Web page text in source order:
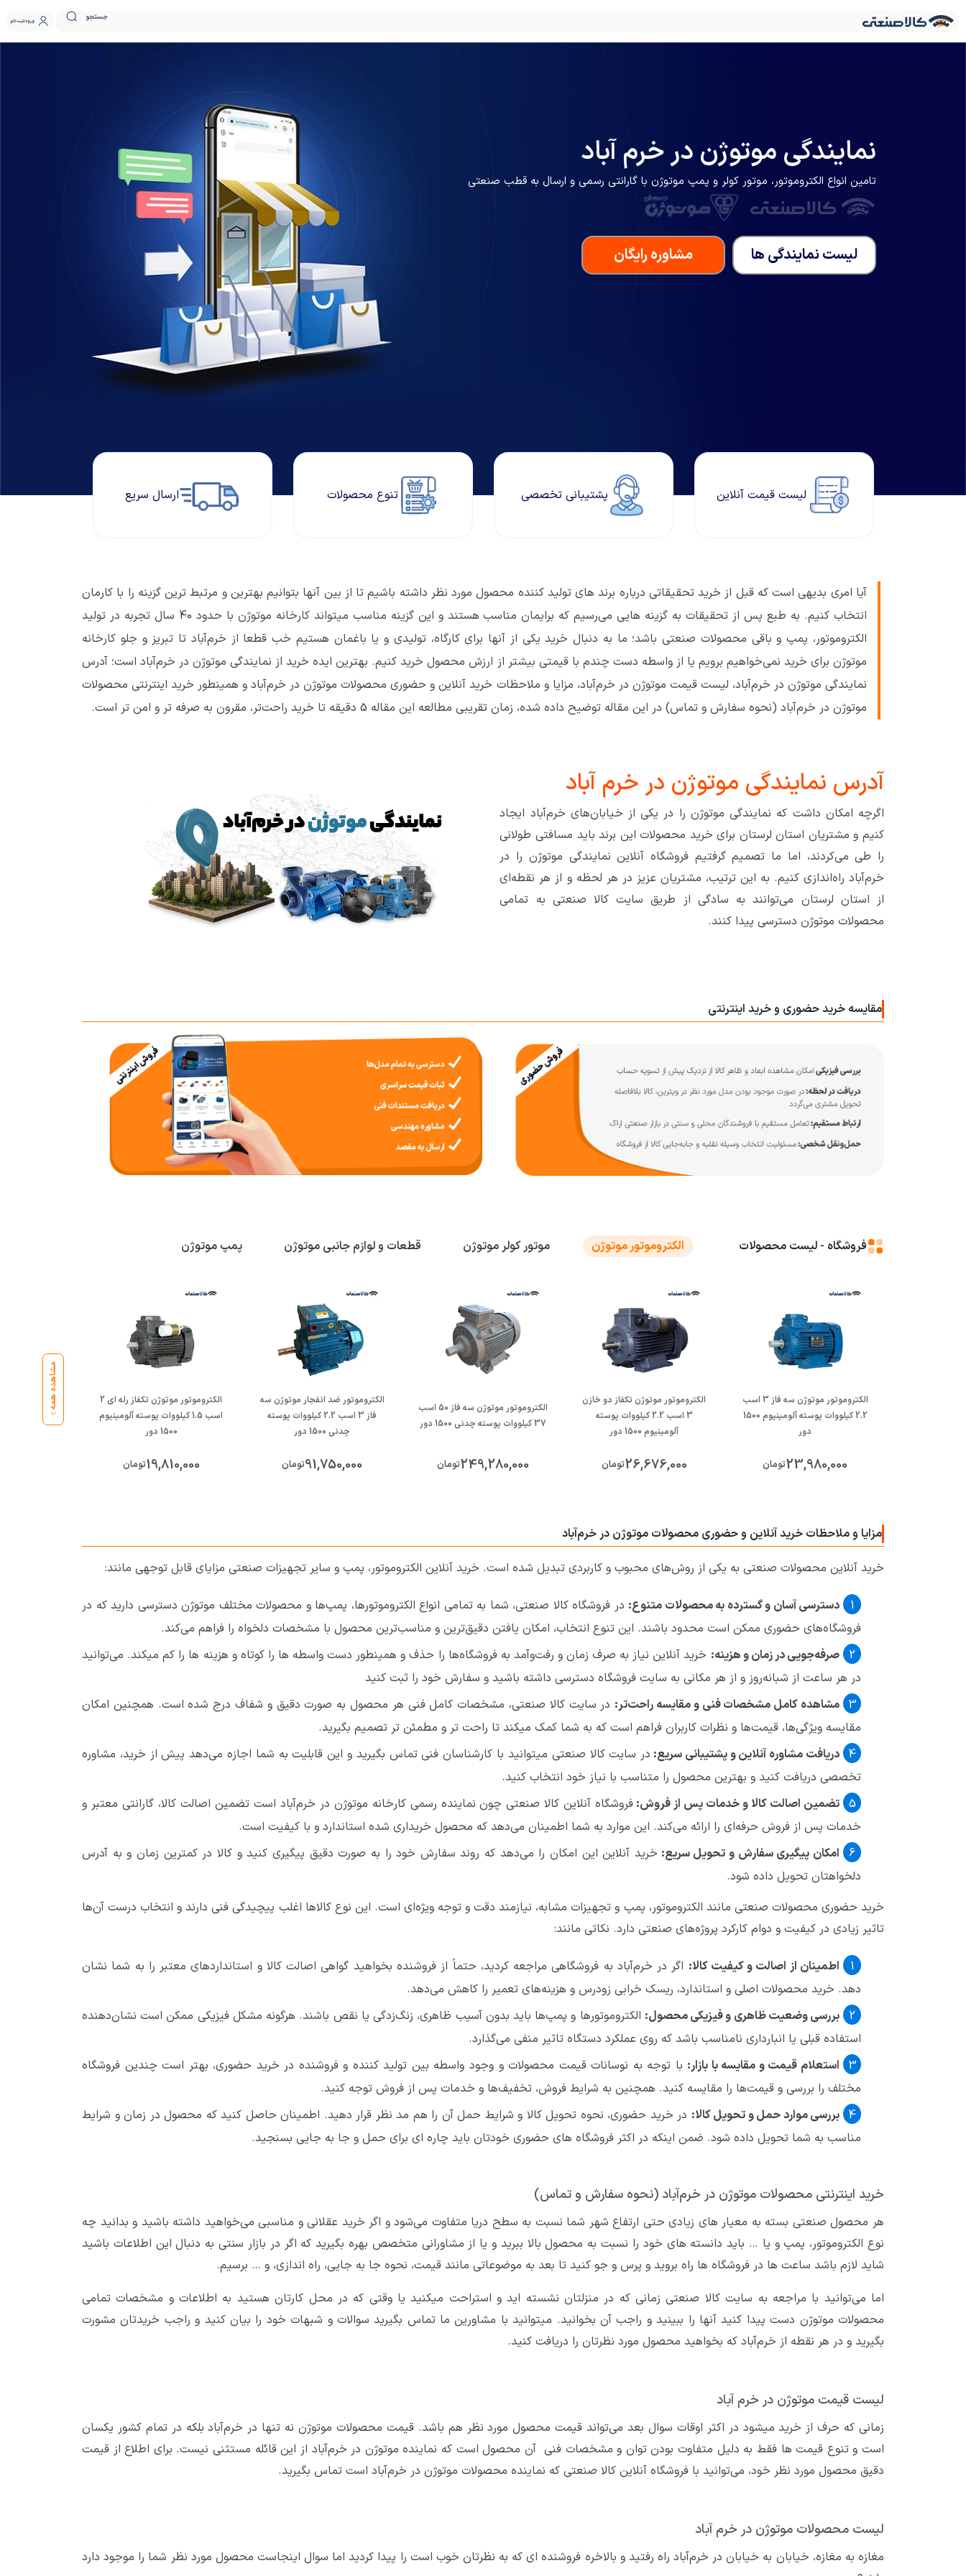
جستجو ورود ثبت نام
نمایندگی موتوژن در خرم آباد
تامین انواع الکتروموتور، موتور کولر و پمپ موتوژن با گارانتی رسمی و ارسال به قطب صنعتی
لیست نمایندگی ها مشاوره رایگان
لیست قیمت آنلاین پشتیبانی تخصصی تنوع محصولات ارسال سریع
آیا امری بدیهی است که قبل از خرید تحقیقاتی درباره برند های تولید کننده محصول مورد نظر داشته باشیم تا از بین آنها بتوانیم بهترین و مرتبط ترین گزینه را با کارمان
انتخاب کنیم. به طبع پس از تحقیقات به گزینه هایی می‌رسیم که برایمان مناسب هستند و این گزینه مناسب میتواند کارخانه موتوژن با حدود 40 سال تجربه در تولید
الکتروموتور، پمپ و باقی محصولات صنعتی باشد؛ ما به دنبال خرید یکی از آنها برای کارگاه، تولیدی و یا باغمان هستیم خب قطعا از خرم‌آباد تا تبریز و جلو کارخانه
موتوژن برای خرید نمی‌خواهیم برویم یا از واسطه دست چندم با قیمتی بیشتر از ارزش محصول خرید کنیم. بهترین ایده خرید از نمایندگی موتوژن در خرم‌آباد است؛ آدرس
نمایندگی موتوژن در خرم‌آباد، لیست قیمت موتوژن در خرم‌آباد، مزایا و ملاحظات خرید آنلاین و حضوری محصولات موتوژن در خرم‌آباد و همینطور خرید اینترنتی محصولات
موتوژن در خرم‌آباد (نحوه سفارش و تماس) در این مقاله توضیح داده شده، زمان تقریبی مطالعه این مقاله 5 دقیقه تا خرید راحت‌تر، مقرون به صرفه تر و امن تر است.
آدرس نمایندگی موتوژن در خرم آباد
اگرچه امکان داشت که نمایندگی موتوژن را در یکی از خیابان‌های خرم‌آباد ایجاد
کنیم و مشتریان استان لرستان برای خرید محصولات این برند باید مسافتی طولانی
را طی می‌کردند، اما ما تصمیم گرفتیم فروشگاه آنلاین نمایندگی موتوژن را در
خرم‌آباد راه‌اندازی کنیم. به این ترتیب، مشتریان عزیز در هر لحظه و از هر نقطه‌ای
از استان لرستان می‌توانند به سادگی از طریق سایت کالا صنعتی به تمامی
محصولات موتوژن دسترسی پیدا کنند.
مقایسه خرید حضوری و خرید اینترنتی
فروشگاه - لیست محصولات الکتروموتور موتوژن موتور کولر موتوژن قطعات و لوازم جانبی موتوژن پمپ موتوژن
الکتروموتور موتوژن سه فاز 3 اسب
2.2 کیلووات پوسته آلومینیوم 1500
دور
23,980,000تومان
الکتروموتور موتوژن تکفاز دو خازن
3 اسب 2.2 کیلووات پوسته
آلومینیوم 1500 دور
26,676,000تومان
الکتروموتور موتوژن سه فاز 50 اسب
37 کیلووات پوسته چدنی 1500 دور
249,280,000تومان
الکتروموتور ضد انفجار موتوژن سه
فاز 3 اسب 2.2 کیلووات پوسته
چدنی 1500 دور
91,750,000تومان
الکتروموتور موتوژن تکفاز رله ای 2
اسب 1.5 کیلووات پوسته آلومینیوم
1500 دور
19,810,000تومان
مشاهده همه
مزایا و ملاحظات خرید آنلاین و حضوری محصولات موتوژن در خرم‌آباد
خرید آنلاین محصولات صنعتی به یکی از روش‌های محبوب و کاربردی تبدیل شده است. خرید آنلاین الکتروموتور، پمپ و سایر تجهیزات صنعتی مزایای قابل توجهی مانند:
دسترسی آسان و گسترده به محصولات متنوع: در فروشگاه‌ کالا صنعتی، شما به تمامی انواع الکتروموتورها، پمپ‌ها و محصولات مختلف موتوژن دسترسی دارید که در
فروشگاه‌های حضوری ممکن است محدود باشند. این تنوع انتخاب، امکان یافتن دقیق‌ترین و مناسب‌ترین محصول با مشخصات دلخواه را فراهم می‌کند.
صرفه‌جویی در زمان و هزینه: خرید آنلاین نیاز به صرف زمان و رفت‌وآمد به فروشگاه‌ها را حذف و همینطور دست واسطه ها را کوتاه و هزینه ها را کم میکند. می‌توانید
در هر ساعت از شبانه‌روز و از هر مکانی به سایت فروشگاه دسترسی داشته باشید و سفارش خود را ثبت کنید
مشاهده کامل مشخصات فنی و مقایسه راحت‌تر: در سایت کالا صنعتی، مشخصات کامل فنی هر محصول به صورت دقیق و شفاف درج شده است. همچنین امکان
مقایسه ویژگی‌ها، قیمت‌ها و نظرات کاربران فراهم است که به شما کمک میکند تا راحت تر و مطمئن تر تصمیم بگیرید.
دریافت مشاوره آنلاین و پشتیبانی سریع: در سایت کالا صنعتی میتوانید با کارشناسان فنی تماس بگیرید و این قابلیت به شما اجازه می‌دهد پیش از خرید، مشاوره
تخصصی دریافت کنید و بهترین محصول را متناسب با نیاز خود انتخاب کنید.
تضمین اصالت کالا و خدمات پس از فروش: فروشگاه‌ آنلاین کالا صنعتی چون نماینده رسمی کارخانه موتوژن در خرم‌آباد است تضمین اصالت کالا، گارانتی معتبر و
خدمات پس از فروش حرفه‌ای را ارائه می‌کند. این موارد به شما اطمینان می‌دهد که محصول خریداری شده استاندارد و با کیفیت است.
امکان پیگیری سفارش و تحویل سریع: خرید آنلاین این امکان را می‌دهد که روند سفارش خود را به صورت دقیق پیگیری کنید و کالا در کمترین زمان و به آدرس
دلخواهتان تحویل داده شود.
خرید حضوری محصولات صنعتی مانند الکتروموتور، پمپ و تجهیزات مشابه، نیازمند دقت و توجه ویژه‌ای است. این نوع کالاها اغلب پیچیدگی فنی دارند و انتخاب درست آن‌ها
تاثیر زیادی در کیفیت و دوام کارکرد پروژه‌های صنعتی دارد. نکاتی مانند:
اطمینان از اصالت و کیفیت کالا: اگر در خرم‌آباد به فروشگاهی مراجعه کردید، حتماً از فروشنده بخواهید گواهی اصالت کالا و استانداردهای معتبر را به شما نشان
دهد. خرید محصولات اصلی و استاندارد، ریسک خرابی زودرس و هزینه‌های تعمیر را کاهش می‌دهد.
بررسی وضعیت ظاهری و فیزیکی محصول: الکتروموتورها و پمپ‌ها باید بدون آسیب ظاهری، زنگ‌زدگی یا نقص باشند. هرگونه مشکل فیزیکی ممکن است نشان‌دهنده
استفاده قبلی یا انبارداری نامناسب باشد که روی عملکرد دستگاه تاثیر منفی می‌گذارد.
استعلام قیمت و مقایسه با بازار: با توجه به نوسانات قیمت محصولات و وجود واسطه بین تولید کننده و فروشنده در خرید حضوری، بهتر است چندین فروشگاه
مختلف را بررسی و قیمت‌ها را مقایسه کنید. همچنین به شرایط فروش، تخفیف‌ها و خدمات پس از فروش توجه کنید.
بررسی موارد حمل و تحویل کالا: در خرید حضوری، نحوه تحویل کالا و شرایط حمل آن را هم مد نظر قرار دهید. اطمینان حاصل کنید که محصول در زمان و شرایط
مناسب به شما تحویل داده شود. ضمن اینکه در اکثر فروشگاه های حضوری خودتان باید چاره ای برای حمل و جا به جایی بسنجید.
خرید اینترنتی محصولات موتوژن در خرم‌آباد (نحوه سفارش و تماس)
هر محصول صنعتی بسته به معیار های زیادی حتی ارتفاع شهر شما نسبت به سطح دریا متفاوت می‌شود و اگر خرید عقلانی و مناسبی می‌خواهید داشته باشید و بدانید چه
نوع الکتروموتور، پمپ و یا … باید دانسته های خود را نسبت به محصول بالا ببرید و یا از مشاورانی متخصص بهره بگیرید که اگر در بازار سنتی به دنبال این اطلاعات باشید
شاید لازم باشد ساعت ها در فروشگاه ها راه بروید و پرس و جو کنید تا بعد به موضوعاتی مانند قیمت، نحوه جا به جایی، راه اندازی، و … برسیم.
اما می‌توانید با مراجعه به سایت کالا صنعتی زمانی که در منزلتان نشسته اید و استراحت میکنید یا وقتی که در محل کارتان هستید به اطلاعات و مشخصات تمامی
محصولات موتوژن دست پیدا کنید آنها را ببینید و راجب آن بخوانید. میتوانید با مشاورین ما تماس بگیرید سوالات و شبهات خود را بیان کنید و راجب خریدتان مشورت
بگیرید و در هر نقطه از خرم‌آباد که بخواهید محصول مورد نظرتان را دریافت کنید.
لیست قیمت موتوژن در خرم آباد
زمانی که حرف از خرید میشود در اکثر اوقات سوال بعد می‌تواند قیمت محصول مورد نظر هم باشد. قیمت محصولات موتوژن نه تنها در خرم‌آباد بلکه در تمام کشور یکسان
است و تنوع قیمت ها فقط به دلیل متفاوت بودن توان و مشخصات فنی آن محصول است که نماینده موتوژن در خرم‌آباد از این قائله مستثنی نیست. برای اطلاع از قیمت
دقیق محصول مورد نظر خود، می‌توانید با فروشگاه‌ آنلاین کالا صنعتی که نماینده محصولات موتوژن در خرم‌آباد است تماس بگیرید.
لیست محصولات موتوژن در خرم آباد
مغازه به مغازه، خیابان به خیابان در خرم‌آباد راه رفتید و بالاخره فروشنده ای که به نظرتان خوب است را پیدا کردید اما سوال اینجاست محصول مورد نظر شما را موجود دارد